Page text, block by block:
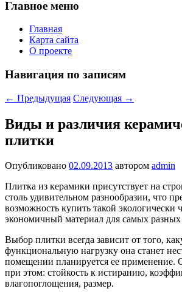
Главное меню
Главная
Карта сайта
О проекте
Навигация по записям
← Предыдущая Следующая →
Виды и различия
плитки
Опубликовано 02.09.2013 автором admin
Плитка из керамики присутствует на
столь удивительном разнообразии, что
возможность купить такой экологически
экономичный материал для самых разных
Выбор плитки всегда зависит от того,
функциональную нагрузку она станет
помещении планируется ее применение.
при этом: стойкость к истиранию,
влагопоглощения, размер.